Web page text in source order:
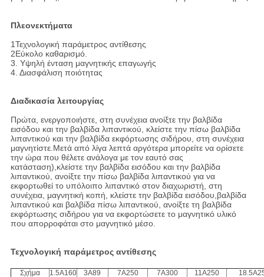
Πλεονεκτήματα
1Τεχνολογική παράμετρος αντίθεσης
2Εύκολο καθαρισμό.
3. Υψηλή ένταση μαγνητικής επαγωγής
4. Διασφάλιση ποιότητας
Διαδικασία λειτουργίας
Πρώτα, ενεργοποιήστε, στη συνέχεια ανοίξτε την βαλβίδα
εισόδου και την βαλβίδα λιπαντικού, κλείστε την πίσω βαλβίδα
λιπαντικού και την βαλβίδα εκφόρτωσης σιδήρου, στη συνέχεια
μαγνητίστε.Μετά από λίγα λεπτά αργότερα μπορείτε να ορίσετε
την ώρα που θέλετε ανάλογα με τον εαυτό σας
κατάσταση),κλείστε την βαλβίδα εισόδου και την βαλβίδα
λιπαντικού, ανοίξτε την πίσω βαλβίδα λιπαντικού για να
εκφορτωθεί το υπόλοιπο λιπαντικό στον διαχωριστή, στη
συνέχεια, μαγνητική κοπή, κλείστε την βαλβίδα εισόδου,βαλβίδα
λιπαντικού και βαλβίδα πίσω λιπαντικού, ανοίξτε τη βαλβίδα
εκφόρτωσης σιδήρου για να εκφορτώσετε το μαγνητικό υλικό
που απορροφάται στο μαγνητικό μέσο.
Τεχνολογική παράμετρος αντίθεσης
Σχήμα 1.5Α160 3Α89 7Α250 7Α300 11Α250